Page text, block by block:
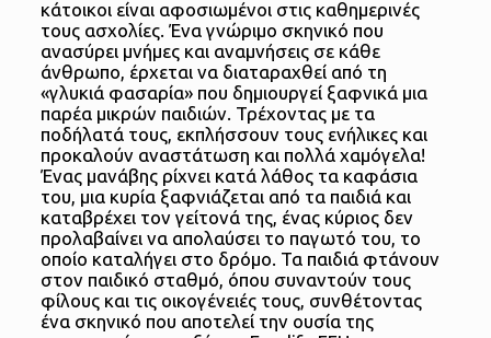
κάτοικοι είναι αφοσιωμένοι στις καθημερινές
τους ασχολίες. Ένα γνώριμο σκηνικό που
ανασύρει μνήμες και αναμνήσεις σε κάθε
άνθρωπο, έρχεται να διαταραχθεί από τη
«γλυκιά φασαρία» που δημιουργεί ξαφνικά μια
παρέα μικρών παιδιών. Τρέχοντας με τα
ποδήλατά τους, εκπλήσσουν τους ενήλικες και
προκαλούν αναστάτωση και πολλά χαμόγελα!
Ένας μανάβης ρίχνει κατά λάθος τα καφάσια
του, μια κυρία ξαφνιάζεται από τα παιδιά και
καταβρέχει τον γείτονά της, ένας κύριος δεν
προλαβαίνει να απολαύσει το παγωτό του, το
οποίο καταλήγει στο δρόμο. Τα παιδιά φτάνουν
στον παιδικό σταθμό, όπου συναντούν τους
φίλους και τις οικογένειές τους, συνθέτοντας
ένα σκηνικό που αποτελεί την ουσία της